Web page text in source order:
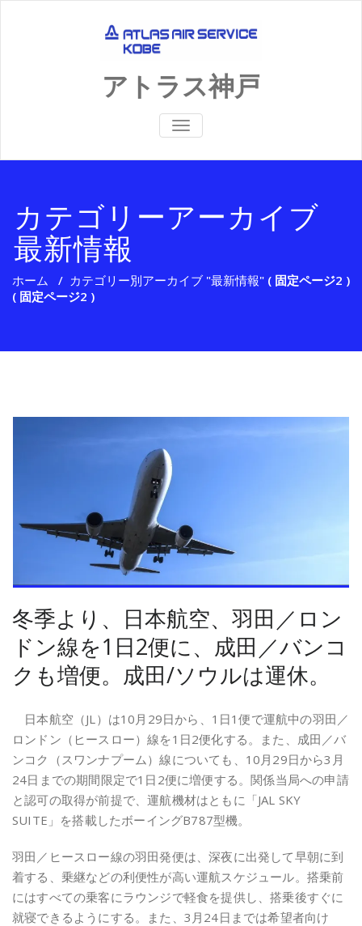
アトラス神戸
ナ
ビ
ン
を
え
カテゴリーアーカイブ
最新情報
ホーム / カテゴリー別アーカイブ "最新情報" ( 固定ページ2 )
( 固定ページ2 )
冬季より、日本航空、羽田／ロン
ドン線を1日2便に、成田／バンコ
クも増便。成田/ソウルは運休。
日本航空（JL）は10月 29日から、 1 日1便で運航中の羽田／
ロンドン（ヒースロー）線を1 日2便化する。また、成田／バ
ンコク（スワンナプーム）線についても、 10月 29日から3 月
24日までの期間限定で1 日 2便に増便する。関係当局への申請
と認可の取得が前提で、運航機材はともに「JAL SKY
SUITE 」を搭載したボーイングB787型機。
羽田／ヒースロー線の羽田発便は、深夜に出発して早朝に到
着する、乗継などの利便性が高い運航スケジュール。搭乗前
にはすべての乗客にラウンジで軽食を提供し、搭乗後すぐに
就寝できるようにする。また、 3 月 24日までは希望者向け